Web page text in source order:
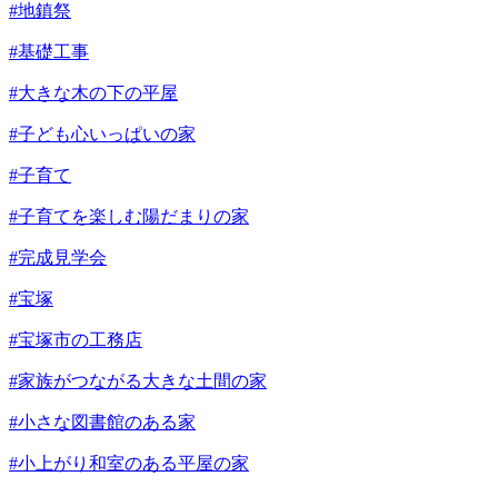
#地鎮祭
#基礎工事
#大きな木の下の平屋
#子ども心いっぱいの家
#子育て
#子育てを楽しむ陽だまりの家
#完成見学会
#宝塚
#宝塚市の工務店
#家族がつながる大きな土間の家
#小さな図書館のある家
#小上がり和室のある平屋の家